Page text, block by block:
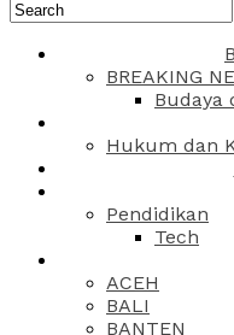
BREAKING
Budaya
Hukum dan
Pendidikan
Tech
ACEH
BALI
BANTEN